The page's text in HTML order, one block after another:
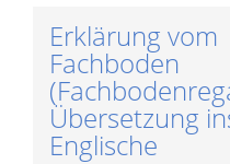
Erklärung vom
Fachboden
Übersetzung
Englische